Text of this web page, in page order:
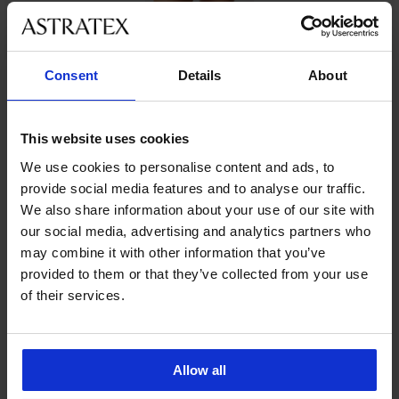
Consent Details About
This website uses cookies
We use cookies to personalise content and ads, to
provide social media features and to analyse our traffic.
We also share information about your use of our site with
our social media, advertising and analytics partners who
may combine it with other information that you’ve
provided to them or that they’ve collected from your use
of their services.
Allow all
-20 % BRA20
4,8
Podprsenka
Bellinda
Cotton
nevyztužená
499
399
4,8
BESTSELLER
Luisse
nevyztužená
Kč
-20 % BRA20
4,8
Podprsenka
Comfort
nevyztužená
kostic
499
399
Výprodej -30%
4,8
Podprsenka
Celine
nevyztužená
-20 % BRA20
4,7
Bavlněná
podprsenka
Anastasia
1 199
Kč
-20 % BRA20
4,8
Podprsenka
nevyztužená
bez
999
Ze stejné kolekce